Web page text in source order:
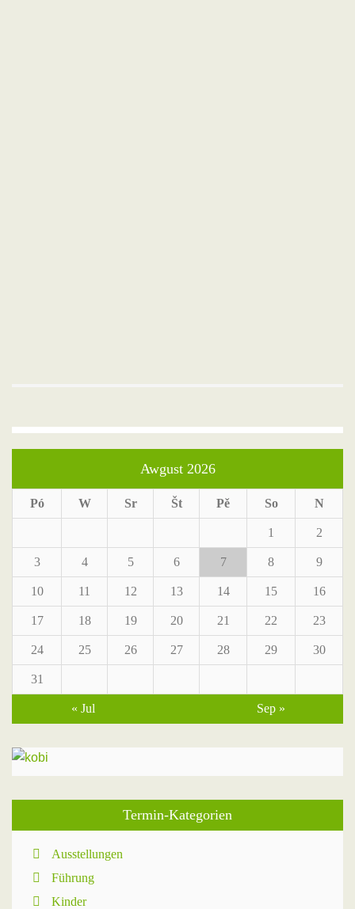
Awgust 2026
Pó W Sr Št Pě So N
1 2
3 4 5 6 7 8 9
10 11 12 13 14 15 16
17 18 19 20 21 22 23
24 25 26 27 28 29 30
31
« Jul Sep »
Termin-Kategorien
Ausstellungen
Führung
Kinder